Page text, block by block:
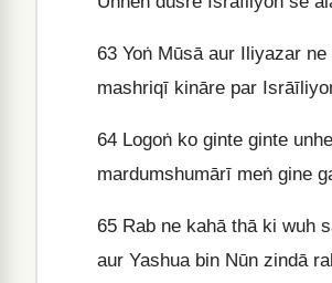
63 Yoṅ Mūsā aur Iliyazar
mashriqī kināre par
64 Logoṅ ko ginte ginte
mardumshumārī meṅ gine
65 Rab ne kahā thā ki wuh
aur Yashua bin Nūn zindā